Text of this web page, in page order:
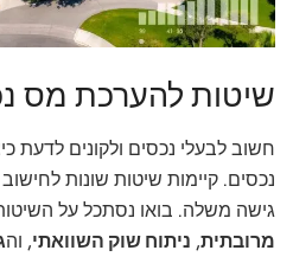
שיטות להערכת מס
חשוב לבעלי נכסים ולקונים
נכסים. קיימות שיטות שונות
גישה משלה. בואו נסתכל על
מרובתית, ניתוח שוק השוואתי, וה